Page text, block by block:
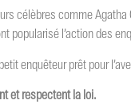
célèbres comme
popularisé l’action des
enquêteur prêt pour
et respectent la loi.